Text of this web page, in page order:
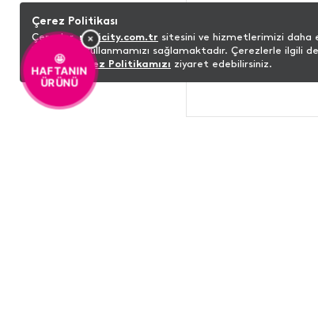
🤩
HAFTANIN
ÜRÜNÜ
×
Çerez Politikası
Çerezler,minicity.com.tr sitesini ve hizmetlerimizi daha
bir şekilde kullanmamızı sağlamaktadır. Çerezlerle ilgili
bilgi içinÇerez Politikamızı ziyaret edebilirsiniz.